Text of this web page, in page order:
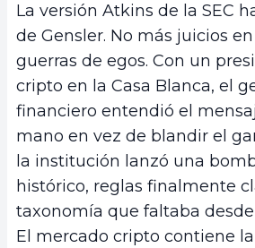
La versión Atkins de la SEC
de Gensler. No más juicios
guerras de egos. Con un
cripto en la Casa Blanca, el
financiero entendió el
mano en vez de blandir el
la institución lanzó una
histórico, reglas finalmente
taxonomía que faltaba
El mercado cripto contiene